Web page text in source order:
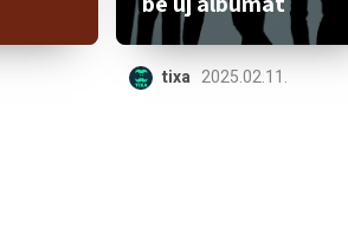
tixa 2025.02.11.